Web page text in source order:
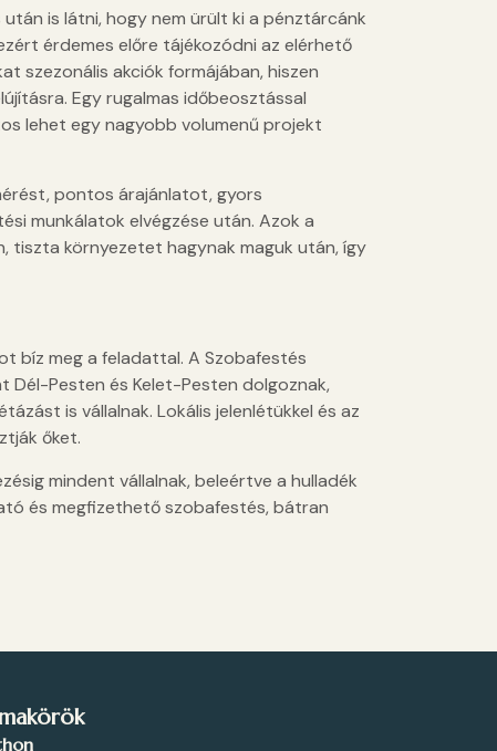
is látni, hogy nem ürült ki a pénztárcánk
érdemes előre tájékozódni az elérhető
szezonális akciók formájában, hiszen
Egy rugalmas időbeosztással
lehet egy nagyobb volumenű projekt
pontos árajánlatot, gyors
munkálatok elvégzése után. Azok a
tiszta környezetet hagynak maguk után, így
bíz meg a feladattal. A Szobafestés
Dél-Pesten és Kelet-Pesten dolgoznak,
is vállalnak. Lokális jelenlétükkel és az
őket.
mindent vállalnak, beleértve a hulladék
és megfizethető szobafestés, bátran